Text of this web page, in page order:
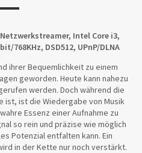
Intel Core i3,
768KHz, DSD512, UPnP/DLNA
ihrer Bequemlichkeit zu einem
geworden. Heute kann nahezu
werden. Doch während die
ist, ist die Wiedergabe von Musik
Essenz einer Aufnahme zu
so rein und präzise wie möglich
Potenzial entfalten kann. Ein
in der Kette nur noch verstärkt.